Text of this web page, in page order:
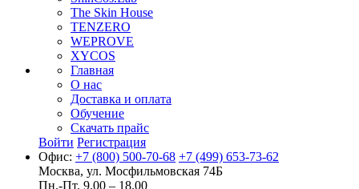
The Skin House
TENZERO
WEPROVE
XYCOS
Главная
О нас
Доставка и оплата
Обучение
Скачать прайс
Войти Регистрация
Офис: +7 (800) 500-70-68 +7 (499) 653-73-62
Москва, ул. Мосфильмовская 74Б
Пн.-Пт. 9.00 – 18.00